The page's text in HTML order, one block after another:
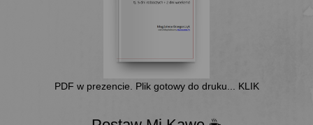
PDF w prezencie. Plik gotowy do druku... KLIK